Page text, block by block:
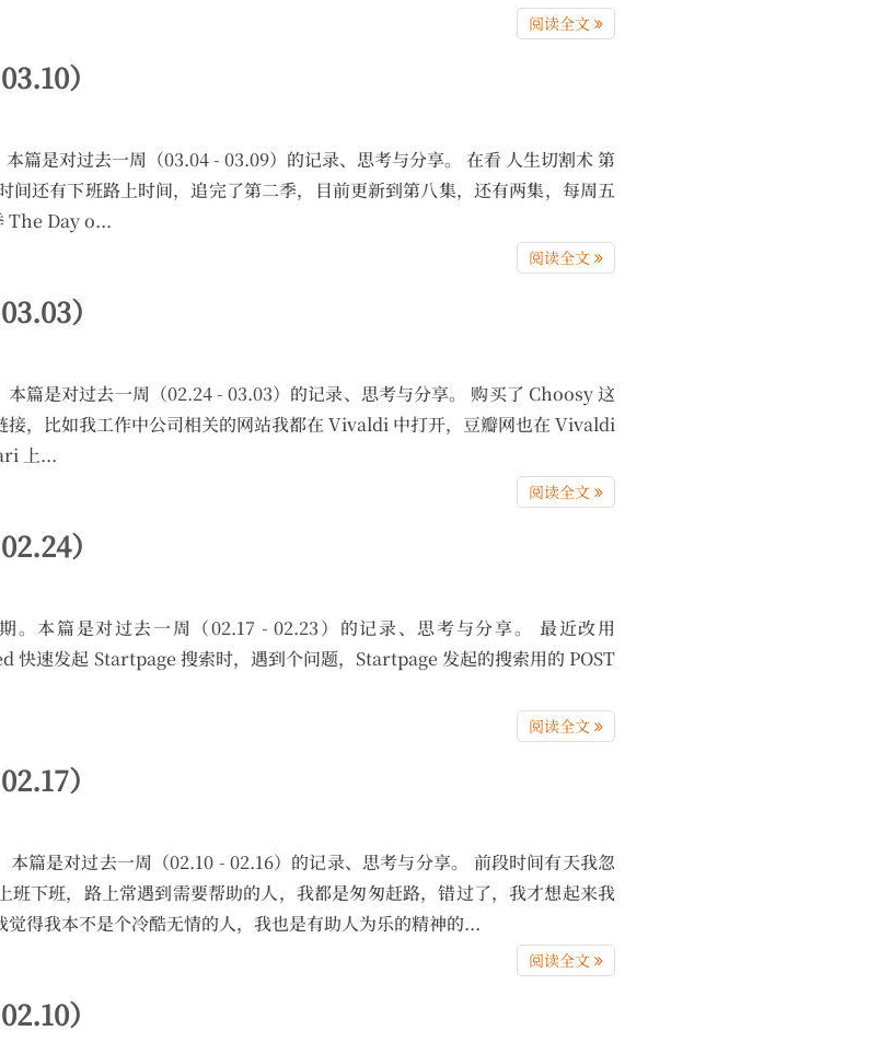
阅读全文
）
篇是对过去一周（03.04 - 03.09）的记录、思考与分享。 在看 人生切割术 第
还有下班路上时间，追完了第二季，目前更新到第八集，还有两集，每周五
The Day o...
阅读全文
）
篇是对过去一周（02.24 - 03.03）的记录、思考与分享。 购买了 Choosy 这
接，比如我工作中公司相关的网站我都在 Vivaldi 中打开，豆瓣网也在 Vivaldi
上...
阅读全文
）
本篇是对过去一周（02.17 - 02.23）的记录、思考与分享。 最近改用
快速发起 Startpage 搜索时，遇到个问题，Startpage 发起的搜索用的 POST
阅读全文
）
篇是对过去一周（02.10 - 02.16）的记录、思考与分享。 前段时间有天我忽
班下班，路上常遇到需要帮助的人，我都是匆匆赶路，错过了，我才想起来我
得我本不是个冷酷无情的人，我也是有助人为乐的精神的...
阅读全文
）